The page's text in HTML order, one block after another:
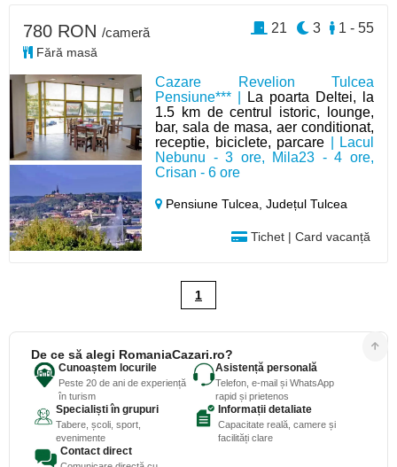
Cazare Revelion Tulcea
Pensiune*** |
La poarta Deltei, la
1.5 km de centrul istoric, lounge,
bar, sala de masa, aer conditionat,
receptie, biciclete, parcare | Lacul
Nebunu - 3 ore, Mila23 - 4 ore,
Crisan - 6 ore
Pensiune Tulcea,Județul Tulcea
Tichet | Card vacanță
780 RON /cameră
Fără masă
1 - 55
3
21
1
De ce să alegi RomaniaCazari.ro?
Cunoaștem locurile
Peste 20 de ani de experiență
în turism
Asistență personală
Telefon, e-mail și WhatsApp
rapid și prietenos
Specialiști în grupuri
Tabere, școli, sport,
evenimente
Informații detaliate
Capacitate reală, camere și
facilități clare
Contact direct